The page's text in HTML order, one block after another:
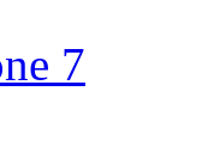
7